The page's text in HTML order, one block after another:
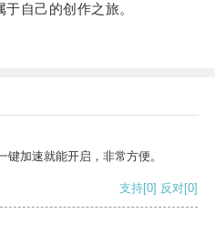
自己的创作之旅。
加速就能开启，非常方便。
支持[0] 反对[0]